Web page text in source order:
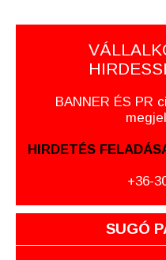
BANNER ÉS PR
HIRDETÉS
+36-
SUGÓ